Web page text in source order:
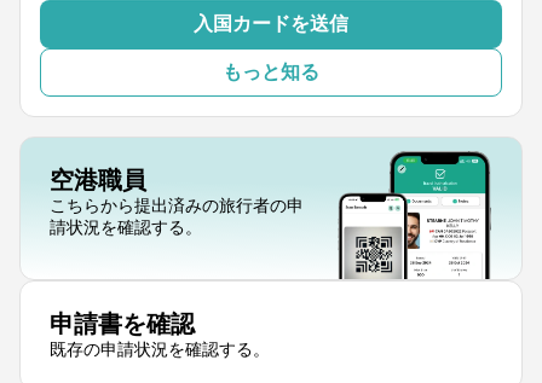
入国カードを送信
もっと知る
空港職員
こちらから提出済みの旅行者の申
請状況を確認する。
申請書を確認
既存の申請状況を確認する。